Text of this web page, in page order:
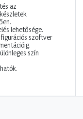
az
lehetősége.
szoftver
szín